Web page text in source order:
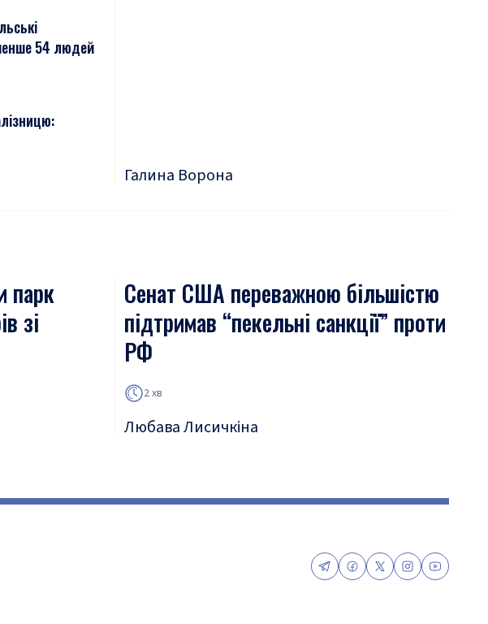
54 людей
Галина Ворона
парк
зі
Сенат США переважною більшістю
підтримав “пекельні санкції” проти
РФ
2 хв
Любава Лисичкіна